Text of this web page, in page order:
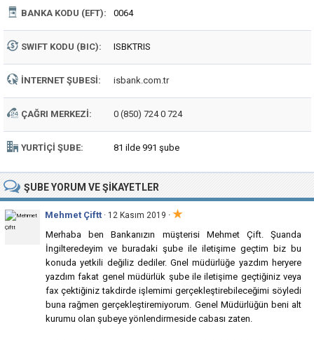
BANKA KODU (EFT): 0064
SWIFT KODU (BIC): ISBKTRIS
İNTERNET ŞUBESI: isbank.com.tr
ÇAĞRI MERKEZI: 0 (850) 724 0 724
YURTIÇI ŞUBE: 81 ilde 991 şube
ŞUBEYORUM VE ŞIKAYETLER
Mehmet Çiftt · 12 Kasım 2019 · ★
Merhaba ben Bankanızın müşterisi Mehmet Çift. Şuanda
İngilteredeyim ve buradaki şube ile iletişime geçtim biz bu
konuda yetkili değiliz dediler. Gnel müdürlüğe yazdım heryere
yazdım fakat genel müdürlük şube ile iletişime geçtiğiniz veya
fax çektiğiniz takdirde işlemimi gerçekleştirebileceğimi söyledi
buna rağmen gerçekleştiremiyorum. Genel Müdürlüğün beni alt
kurumu olan şubeye yönlendirmeside cabası zaten.